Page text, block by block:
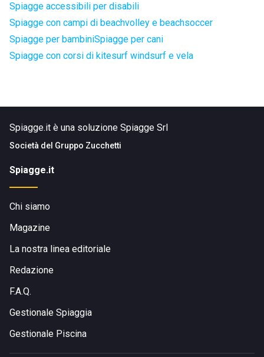
Spiagge accessibili per disabili
Spiagge con campi di beachvolley e beachsoccer
Spiagge per bambiniSpiagge per cani
Spiagge con corsi di kitesurf windsurf e vela
Spiagge.it è una soluzione Spiagge Srl
Società del Gruppo Zucchetti
Spiagge.it
Chi siamo
Magazine
La nostra linea editoriale
Redazione
F.A.Q.
Gestionale Spiaggia
Gestionale Piscina